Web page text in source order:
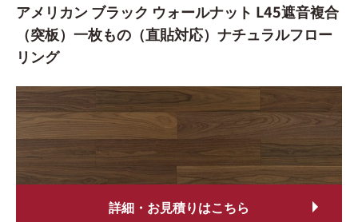
アメリカン ブラック ウォールナット L45遮音複合
（突板）一枚もの（直貼対応）ナチュラルフロー
リング
詳細・お見積りはこちら